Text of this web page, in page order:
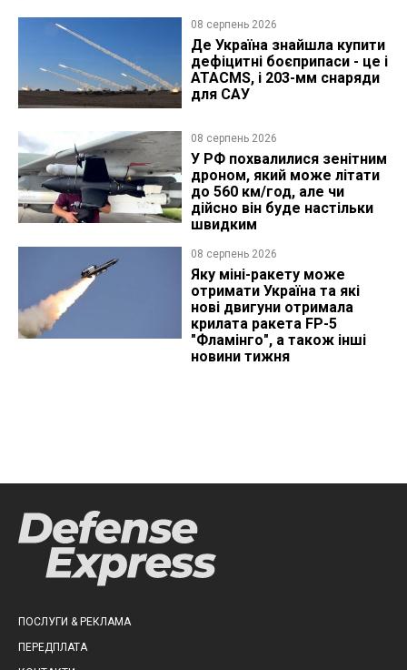
08 серпень 2026
Де Україна знайшла купити
дефіцитні боєприпаси - це і
ATACMS, і 203-мм снаряди
для САУ
08 серпень 2026
У РФ похвалилися зенітним
дроном, який може літати
до 560 км/год, але чи
дійсно він буде настільки
швидким
08 серпень 2026
Яку міні-ракету може
отримати Україна та які
нові двигуни отримала
крилата ракета FP-5
"Фламінго", а також інші
новини тижня
ПОСЛУГИ & РЕКЛАМА
ПЕРЕДПЛАТА